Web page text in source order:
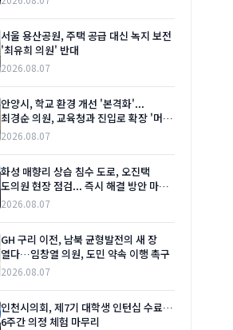
서울 용산공원, 주택 공급 대신 녹지 보전
'최유희 의원' 반대
2026.08.07
안양시, 학교 환경 개선 '본격화'...
최경순 의원, 교육청과 진입로 확장 '머리
맞대'
2026.08.07
화성 매향리 상습 침수 도로, 오진택
도의원 현장 점검... 즉시 해결 방안 마련
촉구
2026.08.07
GH 구리 이전, 남북 균형발전의 새 장
열다…임창열 의원, 도민 약속 이행 촉구
2026.08.07
인천시의회, 제7기 대학생 인턴십 수료…
6주간 의정 체험 마무리